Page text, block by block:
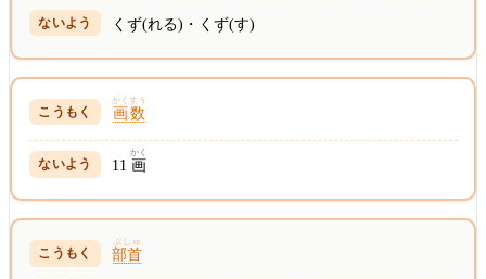
くず(れる)・くず(す)
画数
かくすう
11 画
かく
部首
ぶしゅ